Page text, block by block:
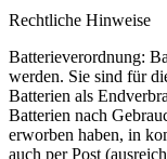
Rechtliche Hinweise
Batterieverordnung:
werden. Sie sind für
Batterien als
Batterien nach
erworben haben, in
auch per Post